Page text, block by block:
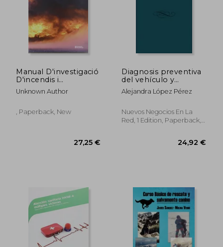
Manual D'investigació
D'incendis i
Explosions (in
Catalan)
Unknown Author
, Paperback, New
Diagnosis preventiva
del vehículo y
mantenimiento de su
dotación material
Alejandra López Pérez
Nuevos Negocios En La
Red, 1 Edition, Paperback,